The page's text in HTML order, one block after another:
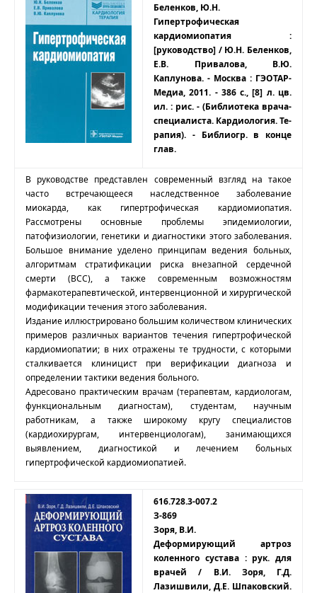
Беленков, Ю.Н.
Гипертрофическая
кардиомиопатия :
[руководство] / Ю.Н. Беленков,
Е.В. Привалова, В.Ю.
Каплунова. - Москва : ГЭОТАР-
Медиа, 2011. - 386 с., [8] л. цв.
ил. : рис. - (Библиотека врача-
специалиста. Кардиология. Те-
рапия). - Библиогр. в конце
глав.
В руководстве представлен современный взгляд на такое
часто встречающееся наследственное заболевание
миокарда, как гипертрофическая кардиомиопатия.
Рассмотрены основные проблемы эпидемиологии,
патофизиологии, генетики и диагностики этого заболевания.
Большое внимание уделено принципам ведения больных,
алгоритмам стратификации риска внезапной сердечной
смерти (ВСС), а также современным возможностям
фармакотерапевтической, интервенционной и хирургической
модификации течения этого заболевания.
Издание иллюстрировано большим количеством клинических
примеров различных вариантов течения гипертрофической
кардиомиопатии; в них отражены те трудности, с которыми
сталкивается клиницист при верификации диагноза и
определении тактики ведения больного.
Адресовано практическим врачам (терапевтам, кардиологам,
функциональным диагностам), студентам, научным
работникам, а также широкому кругу специалистов
(кардиохирургам, интервенциологам), занимающихся
выявлением, диагностикой и лечением больных
гипертрофической кардиомиопатией.
616.728.3-007.2
З-869
Зоря, В.И.
Деформирующий артроз
коленного сустава : рук. для
врачей / В.И. Зоря, Г.Д.
Лазишвили, Д.Е. Шпаковский.